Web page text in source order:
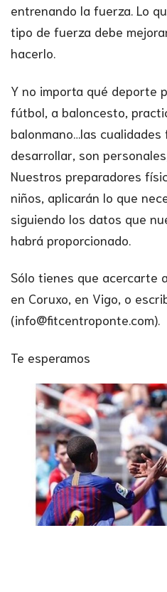
entrenando la fuerza. Lo
tipo de fuerza debe
hacerlo.
Y no importa qué deporte
fútbol, a baloncesto,
balonmano…las
desarrollar, son
Nuestros preparadores
niños, aplicarán lo que
siguiendo los datos que
habrá proporcionado.
Sólo tienes que acercarte
en Coruxo, en Vigo, o
(info@fitcentroponte.com).
Te esperamos